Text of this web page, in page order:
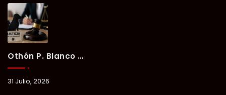
Othón P. Blanco Refrenda Su Compromiso Contra El Maltrato Animal: Vinculan A Proceso A Presunto Responsable Tras Denuncia Del Ayuntamiento.
31 Julio, 2026